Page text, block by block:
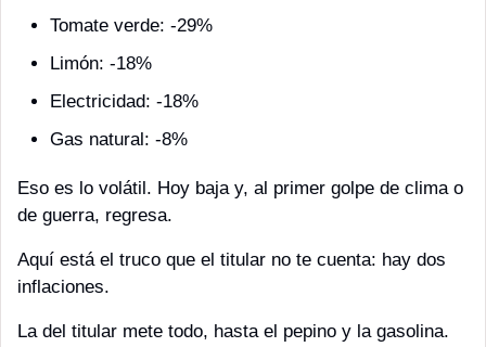
Tomate verde: -29%
Limón: -18%
Electricidad: -18%
Gas natural: -8%
Eso es lo volátil. Hoy baja y, al primer golpe de clima o
de guerra, regresa.
Aquí está el truco que el titular no te cuenta: hay dos
inflaciones.
La del titular mete todo, hasta el pepino y la gasolina.